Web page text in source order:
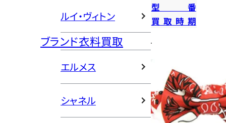
ルイ・ヴィトン
ブランド衣料買取
エルメス
シャネル
型番
買取時期